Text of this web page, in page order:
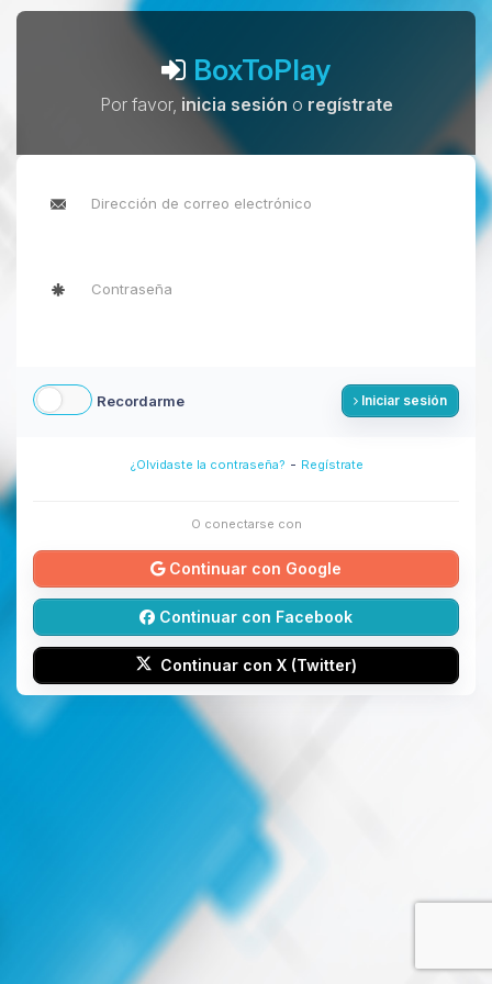
BoxToPlay
Por favor, inicia sesión o regístrate
Recordarme Iniciar sesión
¿Olvidaste la contraseña? - Regístrate
O conectarse con
Continuar con Google
Continuar con Facebook
Continuar con X (Twitter)